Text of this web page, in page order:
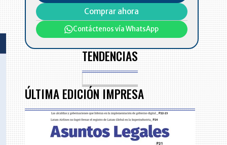
Comprar ahora
Contáctenos vía WhatsApp
TENDENCIAS
ÚLTIMA EDICIÓN IMPRESA